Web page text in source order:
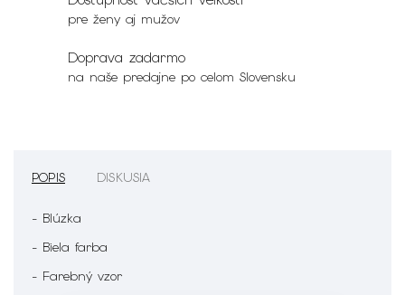
pre ženy aj mužov
Doprava zadarmo
na naše predajne po celom Slovensku
POPIS DISKUSIA
- Blúzka
- Biela farba
- Farebný vzor